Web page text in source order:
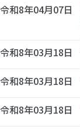
令和8年04月07日
令和8年03月18日
令和8年03月18日
令和8年03月18日